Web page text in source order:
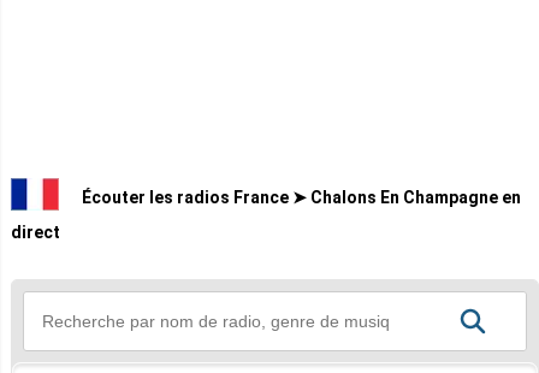
Écouter les radios France ➤ Chalons En Champagne en
direct